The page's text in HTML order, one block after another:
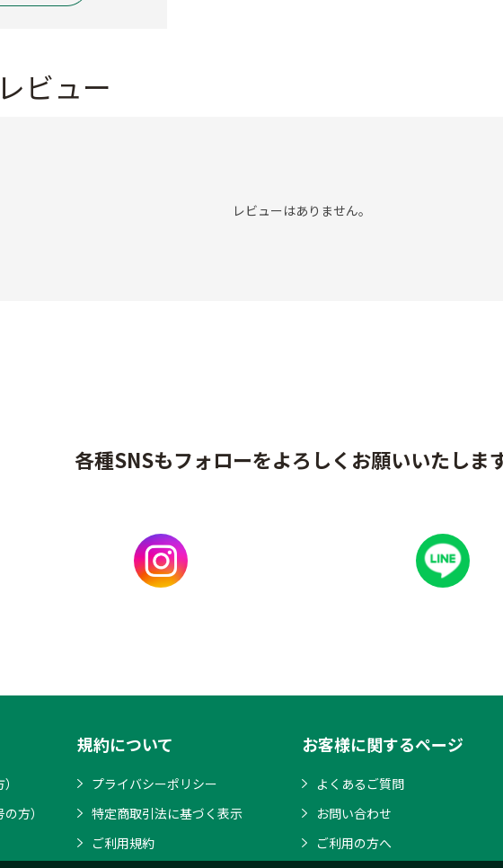
ビュー
レビューはありません。
各種SNSもフォローをよろしくお願いいたしま
方）
規約について
プライバシーポリシー
特定商取引法に基づく表示
ご利用規約
お客様に関するページ
よくあるご質問
お問い合わせ
ご利用の方へ